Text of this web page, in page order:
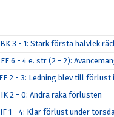
3 - 1: Stark första halvlek
6 - 4 e. str (2 - 2):
2 - 3: Ledning blev till förlust
2 - 0: Andra raka förlusten
1 - 4: Klar förlust under